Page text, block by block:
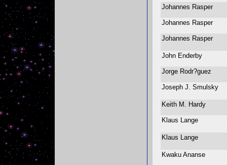
Johannes Rasper
Johannes Rasper
Johannes Rasper
John Enderby
Jorge Rodr?guez
Joseph J. Smulsky
Keith M. Hardy
Klaus Lange
Klaus Lange
Kwaku Ananse